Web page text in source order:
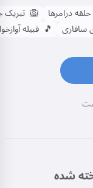
حلقه درامرها 🦁 تبریک
سافاری 🎵 قبیله
شده